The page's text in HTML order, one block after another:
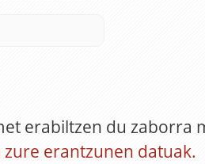
erabiltzen du zaborra
erantzunen datuak.